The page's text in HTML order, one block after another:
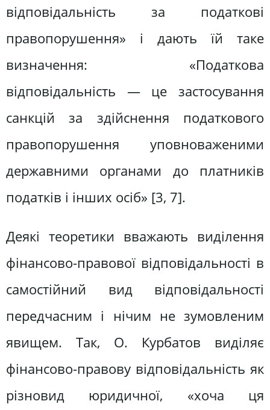
відповідальність за податкові
правопорушення» і дають їй таке
визначення: «Податкова
відповідальність — це застосування
санкцій за здійснення податкового
правопорушення уповноваженими
державними органами до платників
податків і інших осіб» [3, 7].
Деякі теоретики вважають виділення
фінансово-правової відповідальності в
самостійний вид відповідальності
передчасним і нічим не зумовленим
явищем. Так, О. Курбатов виділяє
фінансово-правову відповідальність як
різновид юридичної, «хоча ця